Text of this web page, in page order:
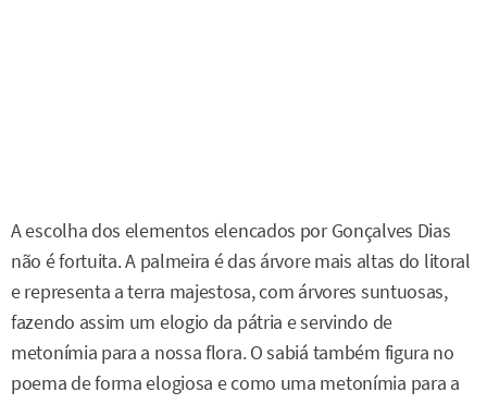
A escolha dos elementos elencados por Gonçalves Dias
não é fortuita. A palmeira é das árvore mais altas do litoral
e representa a terra majestosa, com árvores suntuosas,
fazendo assim um elogio da pátria e servindo de
metonímia para a nossa flora. O sabiá também figura no
poema de forma elogiosa e como uma metonímia para a